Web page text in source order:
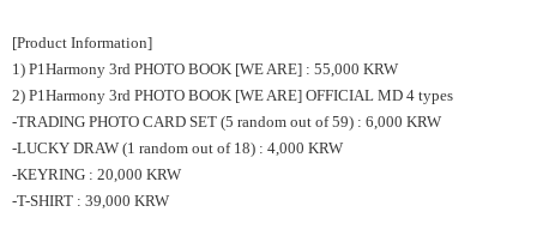
[Product Information]
1) P1Harmony 3rd PHOTO BOOK [WE ARE] : 55,000 KRW
2) P1Harmony 3rd PHOTO BOOK [WE ARE] OFFICIAL MD 4 types
-TRADING PHOTO CARD SET (5 random out of 59) : 6,000 KRW
-LUCKY DRAW (1 random out of 18) : 4,000 KRW
-KEYRING : 20,000 KRW
-T-SHIRT : 39,000 KRW